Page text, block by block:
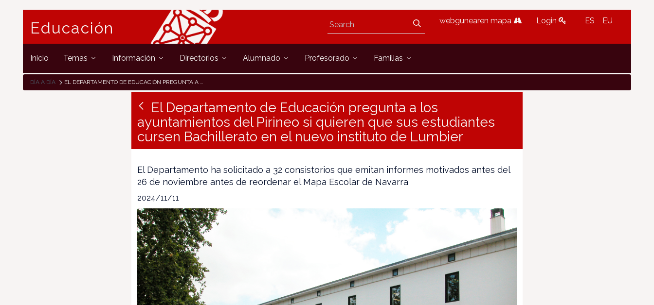
Educación webgunearen mapa Login ES EU
Inicio Temas Información Directorios Alumnado Profesorado Familias
DÍA A DÍA EL DEPARTAMENTO DE EDUCACIÓN PREGUNTA A LOS AYUNTAMIENTOS DEL PIRINEO SI QUIEREN QUE SUS ESTUDIANTES CURSEN BACHILLERATO EN EL NUEVO INSTITUTO DE LUMBIER
El Departamento de Educación pregunta a los
ayuntamientos del Pirineo si quieren que sus estudiantes
cursen Bachillerato en el nuevo instituto de Lumbier
El Departamento ha solicitado a 32 consistorios que emitan informes motivados antes del
26 de noviembre antes de reordenar el Mapa Escolar de Navarra
2024/11/11